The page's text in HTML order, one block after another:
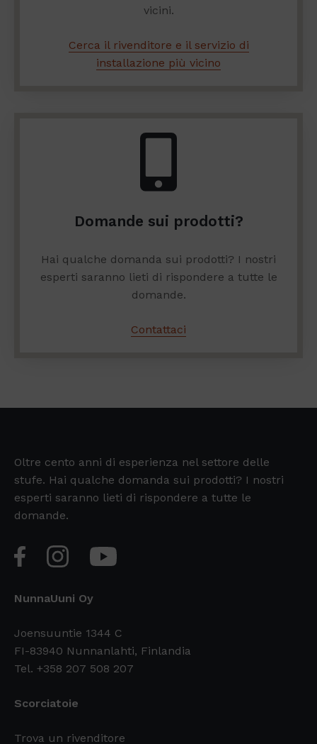
vicini.
Cerca il rivenditore e il servizio di
installazione più vicino
Domande sui prodotti?
Hai qualche domanda sui prodotti? I nostri
esperti saranno lieti di rispondere a tutte le
domande.
Contattaci
Oltre cento anni di esperienza nel settore delle
stufe. Hai qualche domanda sui prodotti? I nostri
esperti saranno lieti di rispondere a tutte le
domande.
NunnaUuni Oy
Joensuuntie 1344 C
FI-83940 Nunnanlahti, Finlandia
Tel. +358 207 508 207
Scorciatoie
Trova un rivenditore